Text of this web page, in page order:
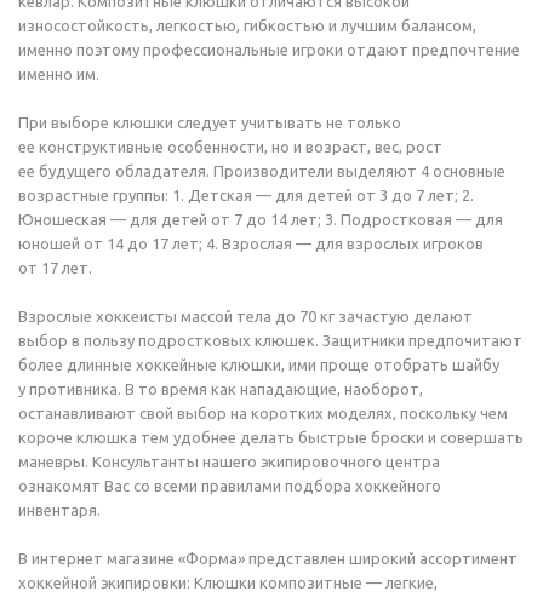
износостойкость, легкостью, гибкостью и лучшим балансом,
именно поэтому профессиональные игроки отдают предпочтение
именно им.
При выборе клюшки следует учитывать не только
ее конструктивные особенности, но и возраст, вес, рост
ее будущего обладателя. Производители выделяют 4 основные
возрастные группы: 1. Детская — для детей от 3 до 7 лет; 2.
Юношеская — для детей от 7 до 14 лет; 3. Подростковая — для
юношей от 14 до 17 лет; 4. Взрослая — для взрослых игроков
от 17 лет.
Взрослые хоккеисты массой тела до 70 кг зачастую делают
выбор в пользу подростковых клюшек. Защитники предпочитают
более длинные хоккейные клюшки, ими проще отобрать шайбу
у противника. В то время как нападающие, наоборот,
останавливают свой выбор на коротких моделях, поскольку чем
короче клюшка тем удобнее делать быстрые броски и совершать
маневры. Консультанты нашего экипировочного центра
ознакомят Вас со всеми правилами подбора хоккейного
инвентаря.
В интернет магазине «Форма» представлен широкий ассортимент
хоккейной экипировки: Клюшки композитные — легкие,